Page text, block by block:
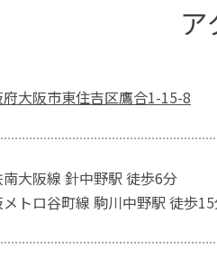
府大阪市東住吉区鷹合1-15-8
大阪線 針中野駅 徒歩6分
メトロ谷町線 駒川中野駅 徒歩